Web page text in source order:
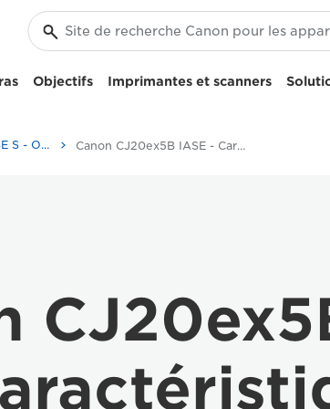
Objectifs Imprimantes et scanners
Canon CJ20ex5B IASE S - Objectifs Broadcast Canon CJ20ex5B IASE - Caractéristiques des objectifs Broadcast